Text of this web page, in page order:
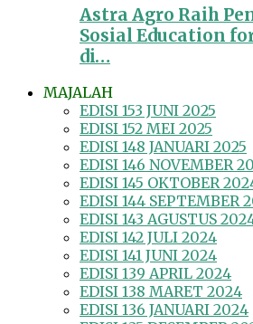
Astra Agro Raih
Sosial Education
di…
MAJALAH
EDISI 153 JUNI 2025
EDISI 152 MEI 2025
EDISI 148 JANUARI 2025
EDISI 146 NOVEMBER
EDISI 145 OKTOBER
EDISI 144 SEPTEMBER
EDISI 143 AGUSTUS
EDISI 142 JULI 2024
EDISI 141 JUNI 2024
EDISI 139 APRIL 2024
EDISI 138 MARET 2024
EDISI 136 JANUARI 2024